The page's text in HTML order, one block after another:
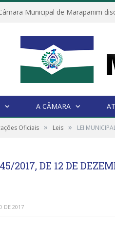
A CÂMARA
Oficiais » Leis » LEI
2017, DE 12 DE
DE 2017